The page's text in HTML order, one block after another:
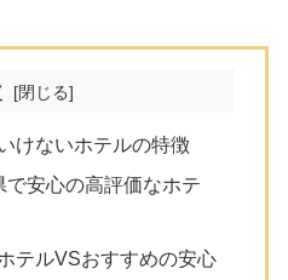
けないホテルの特徴
安心の高評価なホテ
テルVSおすすめの安心